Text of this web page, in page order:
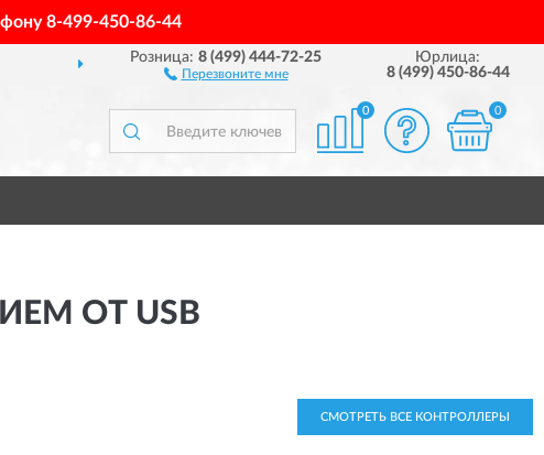
8-499-450-86-44
ДОСТАВИМ ПО ВСЕЙ РОССИИ
Розница:8 (499) 444-72-25
Перезвоните мне
Юрлица:
8 (499) 450-86-44
0 0
ОТ USB
СМОТРЕТЬ ВСЕ КОНТРОЛЛЕРЫ